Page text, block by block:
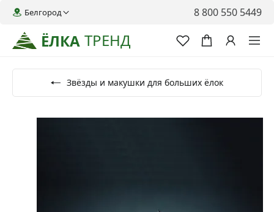
ЁЛКА ТРЕНД
Белгород 8 800 550 5449
Звёзды и макушки для больших ёлок